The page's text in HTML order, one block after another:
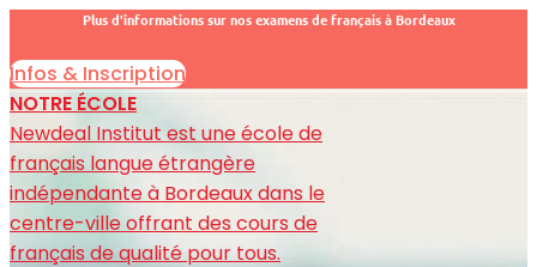
Plus d'informations sur nos examens de français à Bordeaux
Infos & Inscription
NOTRE ÉCOLE
Newdeal Institut est une école de
français langue étrangère
indépendante à Bordeaux dans le
centre-ville offrant des cours de
français de qualité pour tous.